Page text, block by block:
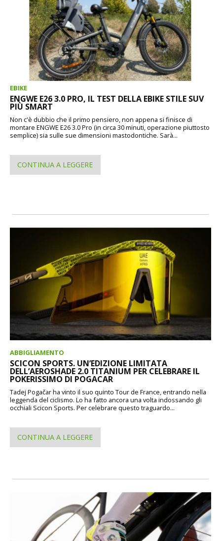
EBIKE
ENGWE E26 3.0 PRO, IL TEST DELLA EBIKE STILE SUV
PIÙ SMART
Non c'è dubbio che il primo pensiero, non appena si finisce di
montare ENGWE E26 3.0 Pro (in circa 30 minuti, operazione piuttosto
semplice) sia sulle sue dimensioni mastodontiche. Sarà...
CONTINUA A LEGGERE
ABBIGLIAMENTO
SCICON SPORTS. UN’EDIZIONE LIMITATA
DELL’AEROSHADE 2.0 TITANIUM PER CELEBRARE IL
POKERISSIMO DI POGACAR
Tadej Pogačar ha vinto il suo quinto Tour de France, entrando nella
leggenda del ciclismo. Lo ha fatto ancora una volta indossando gli
occhiali Scicon Sports. Per celebrare questo traguardo...
CONTINUA A LEGGERE